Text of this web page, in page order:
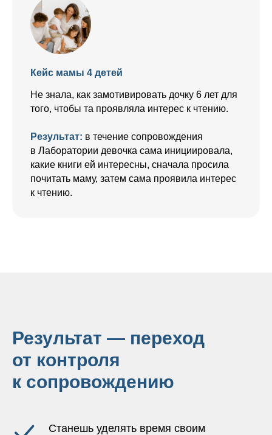
Кейс мамы 4 детей
Не знала, как замотивировать дочку 6 лет для
того, чтобы та проявляла интерес к чтению.
Результат: в течение сопровождения
в Лаборатории девочка сама инициировала,
какие книги ей интересны, сначала просила
почитать маму, затем сама проявила интерес
к чтению.
Результат — переход
от контроля
к сопровождению
Станешь уделять время своим